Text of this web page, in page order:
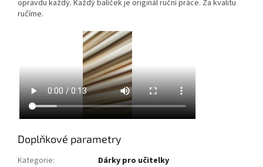
opravdu každý. Každý balíček je originál ruční práce. Za kvalitu
ručíme.
Doplňkové parametry
Kategorie:
Dárky pro učitelky